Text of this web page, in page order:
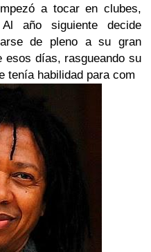
a tocar en clubes,
año siguiente decide
de pleno a su gran
esos días, rasgueando su
tenía habilidad para com